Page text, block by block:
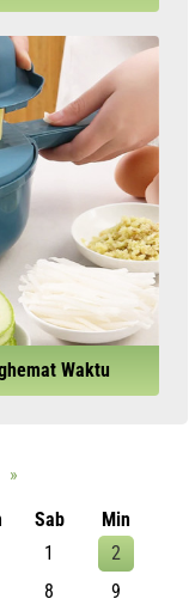
Waktu
»
Sab
Min
1
2
8
9